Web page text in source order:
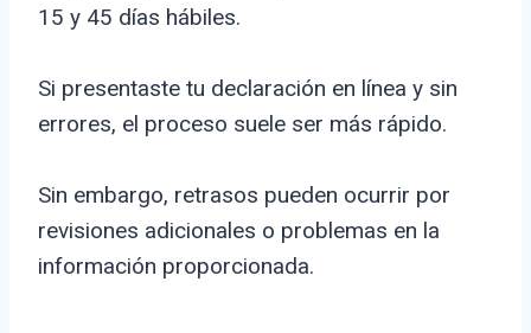
15 y 45 días hábiles.
Si presentaste tu declaración en línea y sin
errores, el proceso suele ser más rápido.
Sin embargo, retrasos pueden ocurrir por
revisiones adicionales o problemas en la
información proporcionada.